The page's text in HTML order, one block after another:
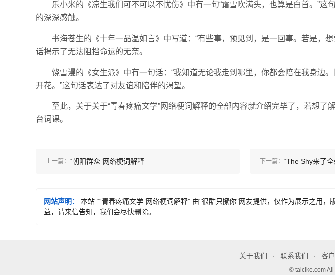
乐小米的《凉生我们可不可以不忧伤》中有一句“霜雪吹满头，也算是白首。”这
的深深感触。
书海苍生的《十年一品温如言》中写道：“有些事，预见到，是一回事。若是，
话揭示了无法阻挡命运的无奈。
饶雪漫的《女生派》中有一句话：“我知道无论我走到哪里，你都会陪在我身边
开花。”这句话表达了对友谊和陪伴的渴望。
至此，关于关于“青春疼痛文学”网络梗词解释的全部内容就介绍完毕了，若想了
台词课。
上一篇： “朝阳群众”网络梗词解释 下一篇： “The Shy来了
网站声明：
本站 ““青春疼痛文学”网络梗词解释” 由"很酷只撩你"网友提供，仅作为展示之用，
益，请来信告知，我们会尽快删除。
关于我们 联系我们 客
© taicike.com All